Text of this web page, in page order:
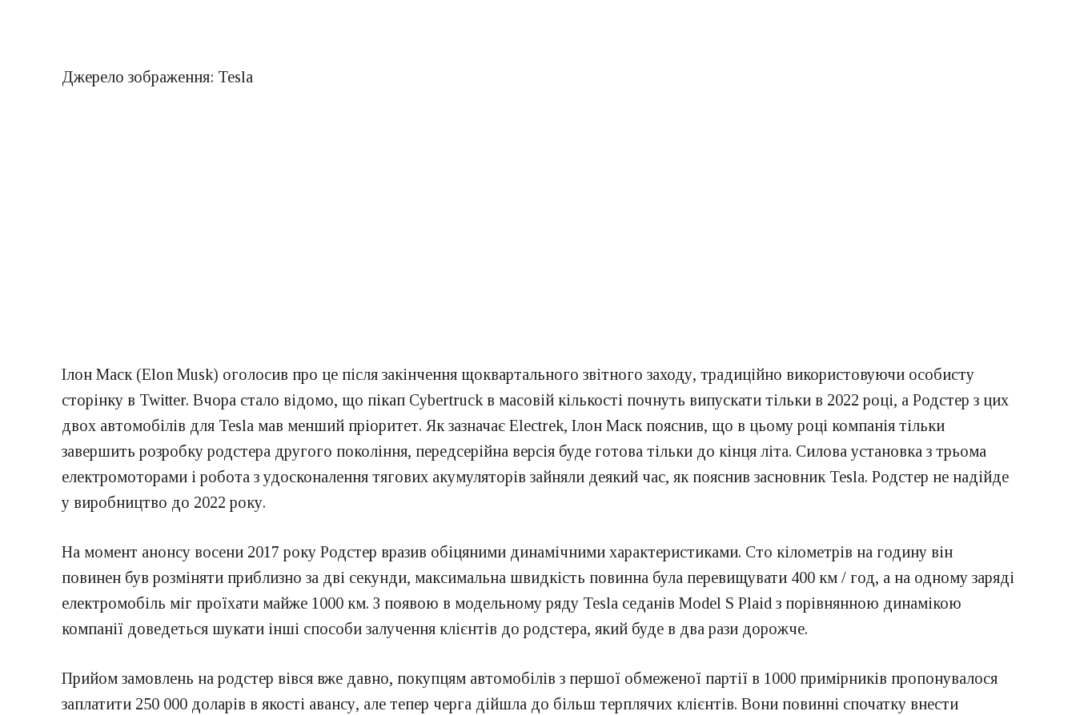
Джерело зображення: Tesla
Ілон Маск (Elon Musk) оголосив про це після закінчення щоквартального звітного заходу, традиційно використовуючи особисту
сторінку в Twitter. Вчора стало відомо, що пікап Cybertruck в масовій кількості почнуть випускати тільки в 2022 році, а Родстер з цих
двох автомобілів для Tesla мав менший пріоритет. Як зазначає Electrek, Ілон Маск пояснив, що в цьому році компанія тільки
завершить розробку родстера другого покоління, передсерійна версія буде готова тільки до кінця літа. Силова установка з трьома
електромоторами і робота з удосконалення тягових акумуляторів зайняли деякий час, як пояснив засновник Tesla. Родстер не надійде
у виробництво до 2022 року.
На момент анонсу восени 2017 року Родстер вразив обіцяними динамічними характеристиками. Сто кілометрів на годину він
повинен був розміняти приблизно за дві секунди, максимальна швидкість повинна була перевищувати 400 км / год, а на одному заряді
електромобіль міг проїхати майже 1000 км. З появою в модельному ряду Tesla седанів Model S Plaid з порівнянною динамікою
компанії доведеться шукати інші способи залучення клієнтів до родстера, який буде в два рази дорожче.
Прийом замовлень на родстер вівся вже давно, покупцям автомобілів з першої обмеженої партії в 1000 примірників пропонувалося
заплатити 250 000 доларів в якості авансу, але тепер черга дійшла до більш терплячих клієнтів. Вони повинні спочатку внести